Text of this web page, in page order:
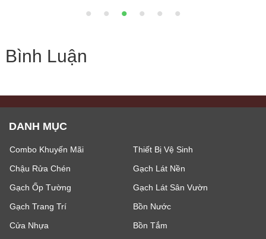
Bình Luận
DANH MỤC
Combo Khuyến Mãi
Thiết Bị Vệ Sinh
Chậu Rửa Chén
Gạch Lát Nền
Gạch Ốp Tường
Gạch Lát Sân Vườn
Gạch Trang Trí
Bồn Nước
Cửa Nhựa
Bồn Tắm